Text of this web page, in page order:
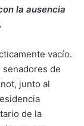
la ausencia
vacío.
senadores de
junto al
de la